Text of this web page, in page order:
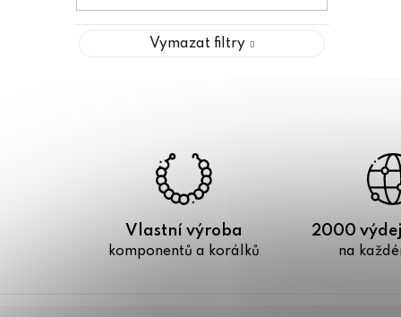
Vymazat filtry
Vlastní výroba
komponentů a korálků
2000
na